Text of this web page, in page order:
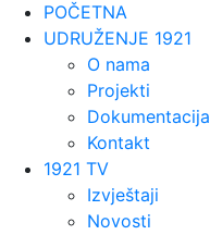
POČETNA
UDRUŽENJE 1921
O nama
Projekti
Dokumentacija
Kontakt
1921 TV
Izvještaji
Novosti